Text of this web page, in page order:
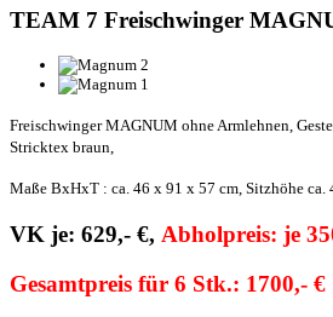
TEAM 7 Freischwinger
Freischwinger MAGNUM ohne Armlehnen,
Stricktex braun,
Maße BxHxT : ca. 46 x 91 x 57 cm, Sitzhöhe ca.
VK je: 629,- €, Abholpreis: je
Gesamtpreis für 6 Stk.: 1700,- €